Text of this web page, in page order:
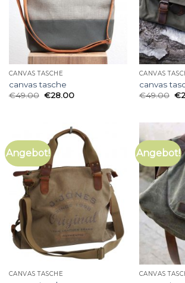
CANVAS TASCHE
canvas tasche
€49.00 €28.00
CANVAS
canvas
€49.00 €
Angebot!
CANVAS TASCHE
Angebot!
CANVAS